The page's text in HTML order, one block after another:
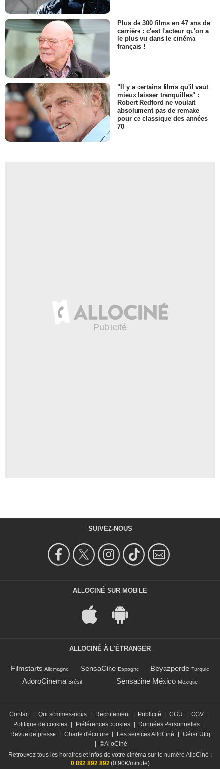
Plus de 300 films en 47 ans de
carrière : c'est l'acteur qu'on a
le plus vu dans le cinéma
français !
"Il y a certains films qu'il vaut
mieux laisser tranquilles" :
Robert Redford ne voulait
absolument pas de remake
pour ce classique des années
70
SUIVEZ-NOUS
ALLOCINÉ SUR MOBILE
ALLOCINÉ À L'ÉTRANGER
Filmstarts Allemagne SensaCine Espagne Beyazperde Turquie
AdoroCinema Brésil Sensacine México Mexique
Contact Qui sommes-nous Recrutement Publicité CGU CGV
Politique de cookies
Préférences cookies Données Personnelles
Revue de presse
Charte d'écriture Les services AlloCiné
Gérer Utiq
©AlloCiné
Retrouvez tous les horaires et infos de votre cinéma sur le numéro AlloCiné :
0 892 892 892(0,90€/minute)